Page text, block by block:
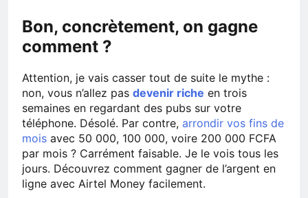
Bon, concrètement, on gagne
comment ?
Attention, je vais casser tout de suite le mythe :
non, vous n’allez pas devenir riche en trois
semaines en regardant des pubs sur votre
téléphone. Désolé. Par contre, arrondir vos fins de
mois avec 50 000, 100 000, voire 200 000 FCFA
par mois ? Carrément faisable. Je le vois tous les
jours. Découvrez comment gagner de l’argent en
ligne avec Airtel Money facilement.